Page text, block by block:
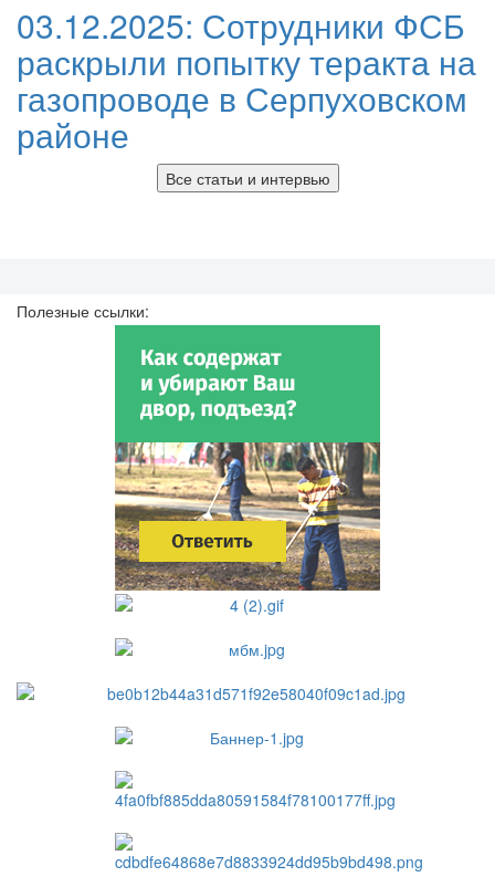
03.12.2025: Сотрудники ФСБ
раскрыли попытку теракта на
газопроводе в Серпуховском
районе
Все статьи и интервью
Полезные ссылки: